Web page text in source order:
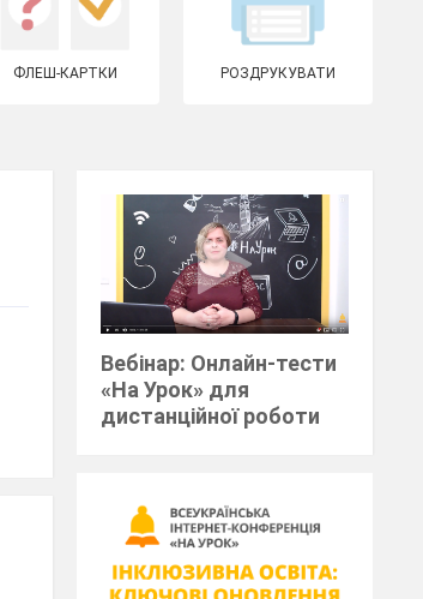
ФЛЕШ-КАРТКИ РОЗДРУКУВАТИ
Вебінар: Онлайн-тести
«На Урок» для
дистанційної роботи